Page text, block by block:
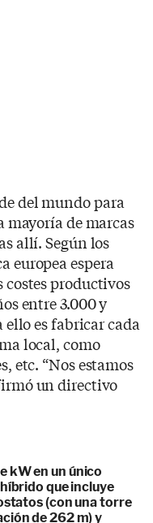
del mundo para
mayoría de marcas
allí. Según los
europea espera
productivos
entre 3.000 y
ello es fabricar cada
local, como
etc. “Nos estamos
un directivo
kW en un único
que incluye
(con una torre
de 262 m) y